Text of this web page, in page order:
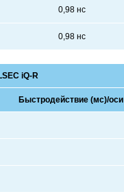
0,98 нс
0,98 нс
iQ-R
Быстродействие (мс)/оси